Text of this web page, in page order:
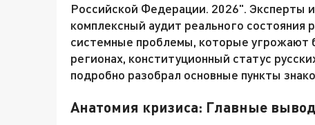
Российской Федерации. 2026". Эксперты
комплексный аудит реального состояния
системные проблемы, которые угрожают
регионах, конституционный статус
подробно разобрал основные пункты
Анатомия кризиса: Главные